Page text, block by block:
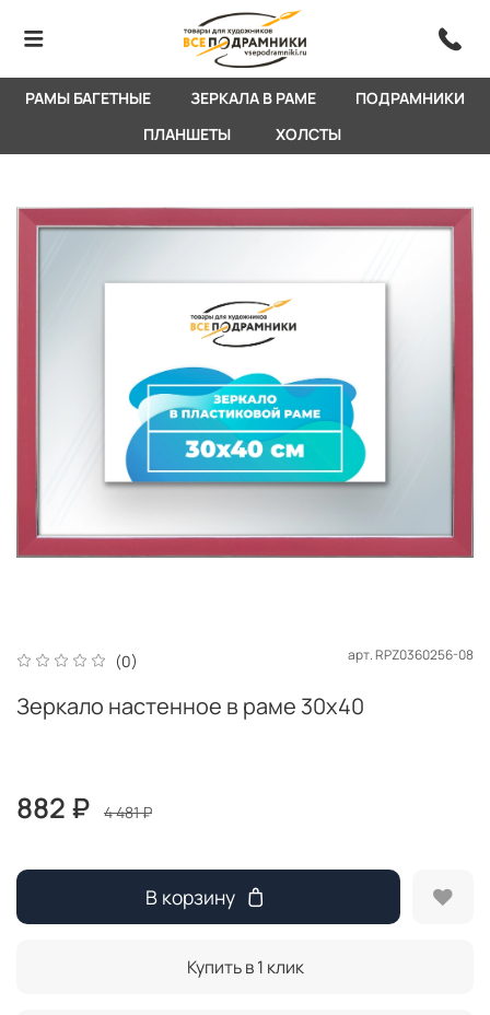
РАМЫ БАГЕТНЫЕ ЗЕРКАЛА В РАМЕ
ПОДРАМНИКИ
ПЛАНШЕТЫ
ХОЛСТЫ
(0) арт.RPZ0360256-08
Зеркало настенное в раме 30x40
882 ₽ 4 481 ₽
В корзину
Купить в 1 клик